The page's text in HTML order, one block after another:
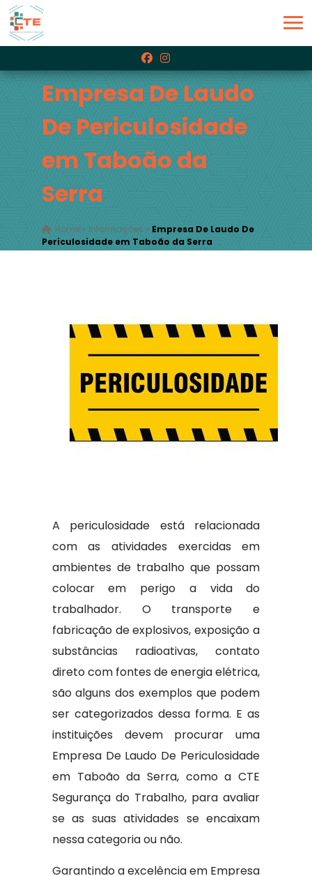
Empresa De Laudo
De Periculosidade
em Taboão da
Serra
Home» Informações » Empresa De Laudo De
Periculosidade em Taboão da Serra
A periculosidade está relacionada
com as atividades exercidas em
ambientes de trabalho que possam
colocar em perigo a vida do
trabalhador. O transporte e
fabricação de explosivos, exposição a
substâncias radioativas, contato
direto com fontes de energia elétrica,
são alguns dos exemplos que podem
ser categorizados dessa forma. E as
instituições devem procurar uma
Empresa De Laudo De Periculosidade
em Taboão da Serra, como a CTE
Segurança do Trabalho, para avaliar
se as suas atividades se encaixam
nessa categoria ou não.
Garantindo a excelência em Empresa